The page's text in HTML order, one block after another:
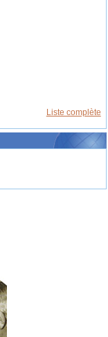
Liste complète